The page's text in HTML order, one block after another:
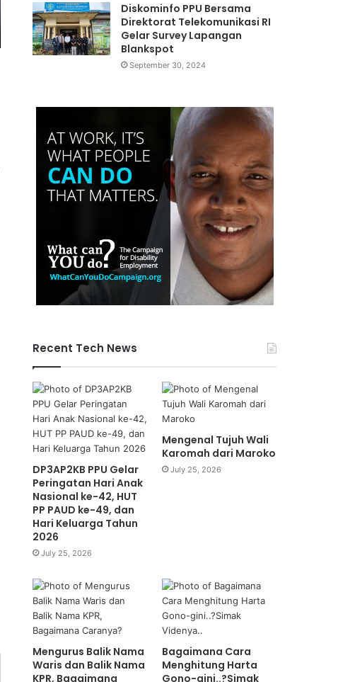
Diskominfo PPU Bersama
Direktorat Telekomunikasi RI
Gelar Survey Lapangan
Blankspot
September 30, 2024
Recent Tech News
DP3AP2KB PPU Gelar
Peringatan Hari Anak
Nasional ke-42, HUT
PP PAUD ke-49, dan
Hari Keluarga Tahun
2026
July 25, 2026
Mengenal Tujuh Wali
Karomah dari Maroko
July 25, 2026
Mengurus Balik Nama
Waris dan Balik Nama
KPR, Bagaimana
Bagaimana Cara
Menghitung Harta
Gono-gini..?Simak